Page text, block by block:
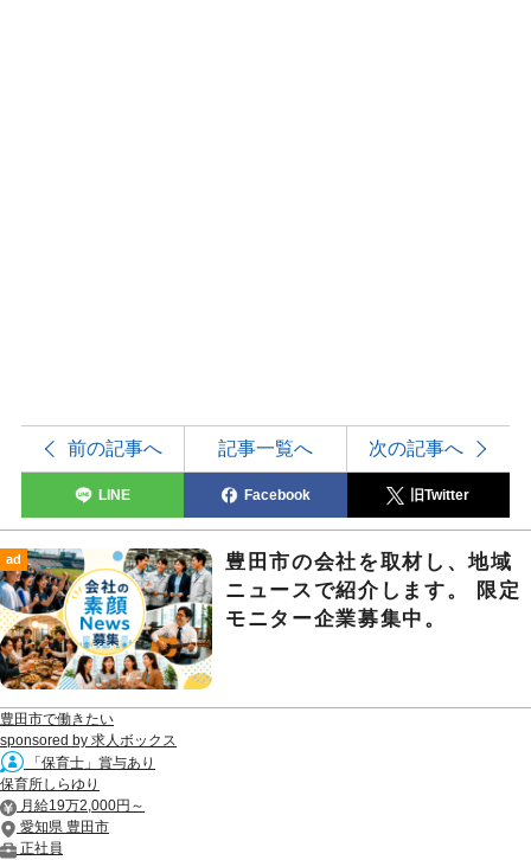
前の記事へ 記事一覧へ 次の記事へ
LINE Facebook 旧Twitter
ad
豊田市の会社を取材し、地域
ニュースで紹介します。 限定
モニター企業募集中。
豊田市で働きたい
sponsored by 求人ボックス
「保育士」賞与あり
保育所しらゆり
月給19万2,000円～
愛知県 豊田市
正社員